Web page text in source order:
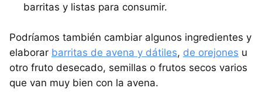
barritas y listas para consumir.
Podríamos también cambiar algunos ingredientes y
elaborar barritas de avena y dátiles, de orejones u
otro fruto desecado, semillas o frutos secos varios
que van muy bien con la avena.